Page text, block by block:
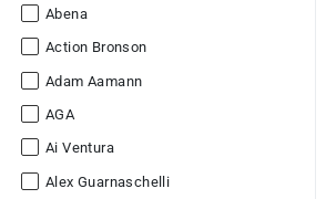
Abena
Action Bronson
Adam Aamann
AGA
Ai Ventura
Alex Guarnaschelli